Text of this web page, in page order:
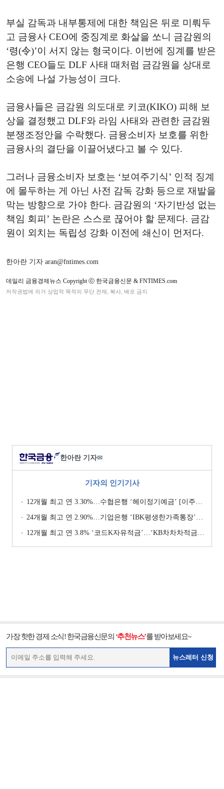
부실 감독과 내부통제에 대한 책임은 뒤로 미뤄두
고 금융사 CEO에 중징계로 화살을 쏘니 금감원의
‘령(令)’이 서지 않는 형국이다. 이번에 징계를 받은
은행 CEO들도 DLF 사태 때처럼 금감원을 상대로
소송에 나설 가능성이 크다.
금융사들은 금감원 의도대로 키코(KIKO) 피해 보
상을 결정했고 DLF와 라임 사태와 관련한 금감원
분쟁조정안을 수락했다. 금융소비자 보호를 위한
금융사의 결단을 이끌어냈다고 볼 수 있다.
그러나 금융소비자 보호는 ‘보여주기식’ 인적 징계
에 몰두하는 게 아닌 사전 감독 강화 등으로 재발을
막는 방향으로 가야 한다. 금감원의 ‘자기반성 없는
책임 회피’ 논란은 스스로 끊어야 할 문제다. 금감
원이 외치는 독립성 강화 이전에 쇄신이 먼저다.
한아란 기자 aran@fntimes.com
데일리 금융경제뉴스 Copyright ⓒ 한국금융신문 & FNTIMES.com
저작권법에 의거 상업적 목적의 무단 전재, 복사, 배포 금지
한아란 기자✉
기자의 인기기사
12개월 최고 연 3.30%…수협은행 ‘헤이정기예금’ [이주의 은행 예금금리-1월 2주]
24개월 최고 연 2.90%…기업은행 ‘IBK평생한가족통장’ [이주의 은행 예금금리-1월 2주]
12개월 최고 연 3.8% ‘코드K자유적금’…‘KB차차차적금’ 8% 이자 [이주의 은행 적금금리-1월 2주]
가장 핫한 경제 소식! 한국금융신문의 ‘추천뉴스’를 받아보세요~
뉴스레터 신청